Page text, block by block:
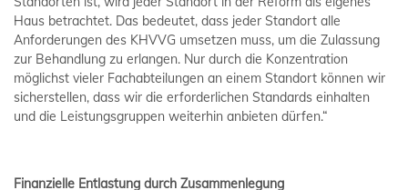
Haus betrachtet. Das bedeutet, dass jeder Standort alle
Anforderungen des KHVVG umsetzen muss, um die Zulassung
zur Behandlung zu erlangen. Nur durch die Konzentration
möglichst vieler Fachabteilungen an einem Standort können wir
sicherstellen, dass wir die erforderlichen Standards einhalten
und die Leistungsgruppen weiterhin anbieten dürfen.“
Finanzielle Entlastung durch Zusammenlegung